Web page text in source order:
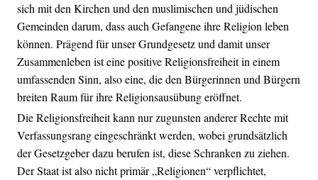
sich mit den Kirchen und den muslimischen und jüdischen
Gemeinden darum, dass auch Gefangene ihre Religion leben
können. Prägend für unser Grundgesetz und damit unser
Zusammenleben ist eine positive Religionsfreiheit in einem
umfassenden Sinn, also eine, die den Bürgerinnen und Bürgern
breiten Raum für ihre Religionsausübung eröffnet.
Die Religionsfreiheit kann nur zugunsten anderer Rechte mit
Verfassungsrang eingeschränkt werden, wobei grundsätzlich
der Gesetzgeber dazu berufen ist, diese Schranken zu ziehen.
Der Staat ist also nicht primär „Religionen“ verpflichtet,